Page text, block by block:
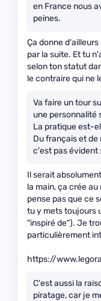
en France nous
peines.
Ça donne
par la suite. Et tu
selon ton statut
le contraire qui ne
Va faire un tour
une personnalité
La pratique est-
Du français et
c'est pas évident
Il serait
la main, ça crée
pense pas que ce
tu y mets toujours
"inspiré de"). Je
particulièrement
https://
C'est aussi la
piratage, car je